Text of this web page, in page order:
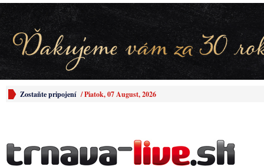
Zostaňte pripojení /Piatok, 07 August, 2026